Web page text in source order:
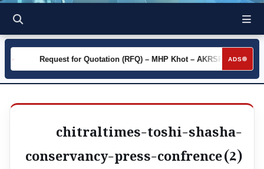
ADS
Request for Quotation (RFQ) – MHP Khot – AKRSP
chitraltimes-toshi-shasha-
conservancy-press-confrence (2)